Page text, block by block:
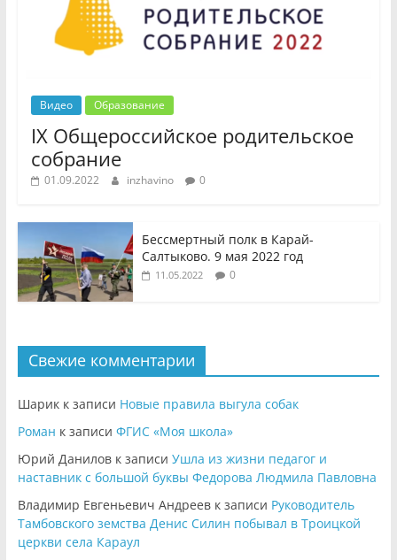
Видео Образование
IX Общероссийское родительское
собрание
01.09.2022 inzhavino 0
Бессмертный полк в Карай-
Салтыково. 9 мая 2022 год
11.05.2022 0
Свежие комментарии
Шарикк записи Новые правила выгула собак
Роман к записи ФГИС «Моя школа»
Юрий Даниловк записи Ушла из жизни педагог и
наставник с большой буквы Федорова Людмила Павловна
Владимир Евгеньевич Андреевк записи Руководитель
Тамбовского земства Денис Силин побывал в Троицкой
церкви села Караул